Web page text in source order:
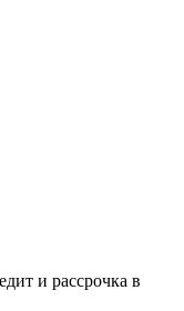
и рассрочка в